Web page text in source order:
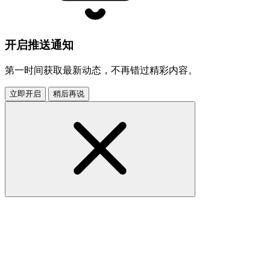
开启推送通知
第一时间获取最新动态，不再错过精彩内容。
立即开启 稍后再说